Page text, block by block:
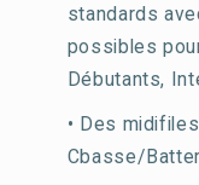
standards
possibles
Débutants,
• Des
Cbasse/